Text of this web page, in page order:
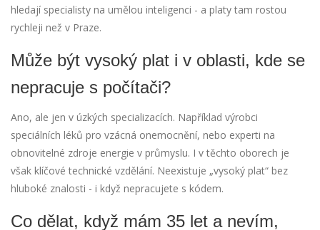
hledají specialisty na umělou inteligenci - a platy tam rostou
rychleji než v Praze.
Může být vysoký plat i v oblasti, kde se
nepracuje s počítači?
Ano, ale jen v úzkých specializacích. Například výrobci
speciálních léků pro vzácná onemocnění, nebo experti na
obnovitelné zdroje energie v průmyslu. I v těchto oborech je
však klíčové technické vzdělání. Neexistuje „vysoký plat“ bez
hluboké znalosti - i když nepracujete s kódem.
Co dělat, když mám 35 let a nevím,